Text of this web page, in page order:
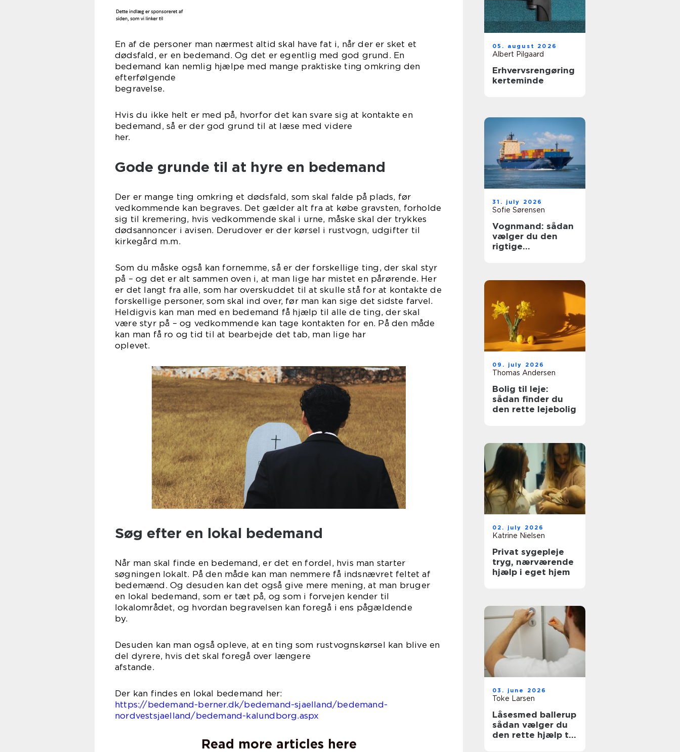
En af de personer man nærmest altid skal have fat i, når der er sket et
dødsfald, er en bedemand. Og det er egentlig med god grund. En
bedemand kan nemlig hjælpe med mange praktiske ting omkring den
efterfølgende
begravelse.
Hvis du ikke helt er med på, hvorfor det kan svare sig at kontakte en
bedemand, så er der god grund til at læse med videre
her.
Gode grunde til at hyre en bedemand
Der er mange ting omkring et dødsfald, som skal falde på plads, før
vedkommende kan begraves. Det gælder alt fra at købe gravsten, forholde
sig til kremering, hvis vedkommende skal i urne, måske skal der trykkes
dødsannoncer i avisen. Derudover er der kørsel i rustvogn, udgifter til
kirkegård m.m.
Som du måske også kan fornemme, så er der forskellige ting, der skal styr
på – og det er alt sammen oven i, at man lige har mistet en pårørende. Her
er det langt fra alle, som har overskuddet til at skulle stå for at kontakte de
forskellige personer, som skal ind over, før man kan sige det sidste farvel.
Heldigvis kan man med en bedemand få hjælp til alle de ting, der skal
være styr på – og vedkommende kan tage kontakten for en. På den måde
kan man få ro og tid til at bearbejde det tab, man lige har
oplevet.
Søg efter en lokal bedemand
Når man skal finde en bedemand, er det en fordel, hvis man starter
søgningen lokalt. På den måde kan man nemmere få indsnævret feltet af
bedemænd. Og desuden kan det også give mere mening, at man bruger
en lokal bedemand, som er tæt på, og som i forvejen kender til
lokalområdet, og hvordan begravelsen kan foregå i ens pågældende
by.
Desuden kan man også opleve, at en ting som rustvognskørsel kan blive en
del dyrere, hvis det skal foregå over længere
afstande.
Der kan findes en lokal bedemand her:
https://bedemand-berner.dk/bedemand-sjaelland/bedemand-
nordvestsjaelland/bedemand-kalundborg.aspx
Read more articles here
05. august 2026
Albert Pilgaard
Erhvervsrengøring
kerteminde
31. july 2026
Sofie Sørensen
Vognmand: sådan
vælger du den
rigtige
09. july 2026
Thomas Andersen
Bolig til leje:
sådan finder du
den rette lejebolig
02. july 2026
Katrine Nielsen
Privat sygepleje
tryg, nærværende
hjælp i eget hjem
03. june 2026
Toke Larsen
Låsesmed ballerup
sådan vælger du
den rette hjælp til